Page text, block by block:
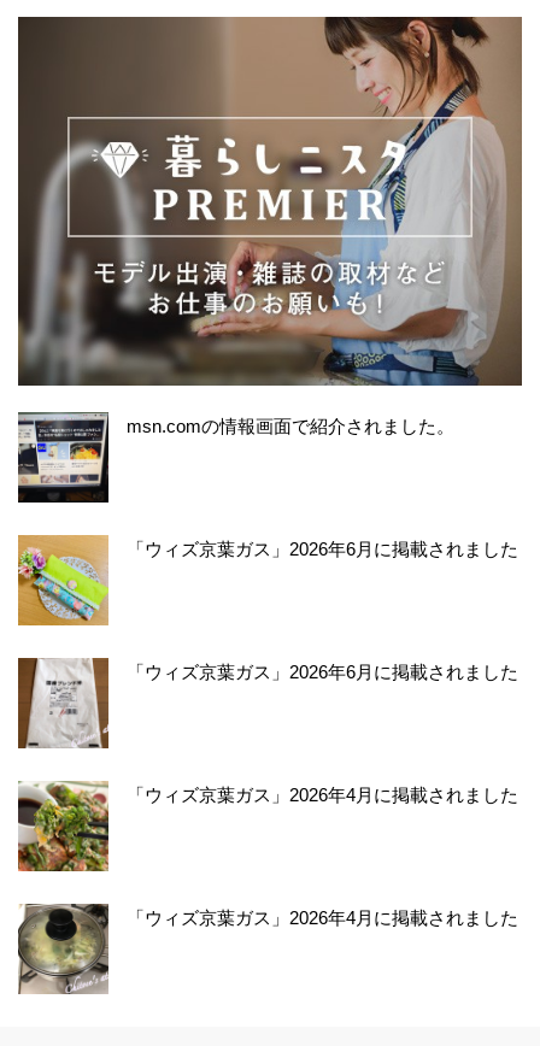
msn.comの情報画面で紹介されました。
「ウィズ京葉ガス」2026年6月に掲載されました
「ウィズ京葉ガス」2026年6月に掲載されました
「ウィズ京葉ガス」2026年4月に掲載されました
「ウィズ京葉ガス」2026年4月に掲載されました